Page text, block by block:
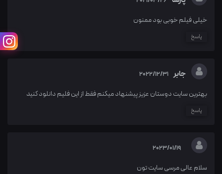
خیلی فیلم خوبی بود ممنون
پاسخ
جابر 2022/12/31
بهترین سایت دوستان عزیز پیشنهاد میکنم فقط از این فلیم دانلود کنید
پاسخ
2023/01/19
سلام عالی مرسی سایت تون